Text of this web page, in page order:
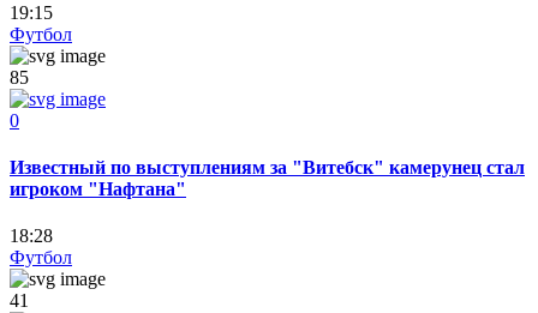
19:15
Футбол
85
0
Известный по выступлениям за "Витебск" камерунец стал
игроком "Нафтана"
18:28
Футбол
41